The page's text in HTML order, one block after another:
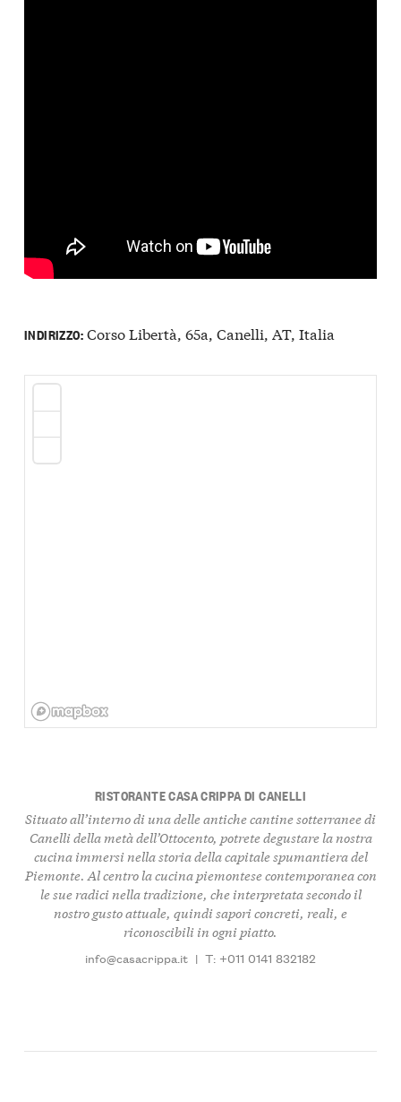
INDIRIZZO:Corso Libertà, 65a, Canelli, AT, Italia
RISTORANTE CASA CRIPPA DI CANELLI
Situato all’interno di una delle antiche cantine sotterranee di
Canelli della metà dell’Ottocento, potrete degustare la nostra
cucina immersi nella storia della capitale spumantiera del
Piemonte. Al centro la cucina piemontese contemporanea con
le sue radici nella tradizione, che interpretata secondo il
nostro gusto attuale, quindi sapori concreti, reali, e
riconoscibili in ogni piatto.
info@casacrippa.it | T: +011 0141 832182